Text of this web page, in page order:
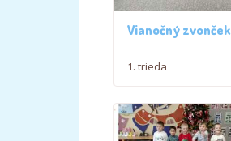
Vianočný zvonček
1. trieda